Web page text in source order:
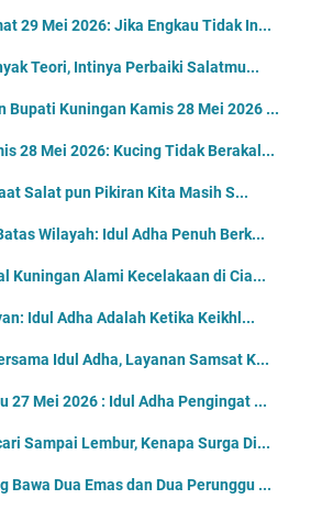
29 Mei 2026: Jika Engkau Tidak In...
Teori, Intinya Perbaiki Salatmu...
Bupati Kuningan Kamis 28 Mei 2026 ...
28 Mei 2026: Kucing Tidak Berakal...
Salat pun Pikiran Kita Masih S...
Wilayah: Idul Adha Penuh Berk...
Kuningan Alami Kecelakaan di Cia...
Idul Adha Adalah Ketika Keikhl...
Idul Adha, Layanan Samsat K...
27 Mei 2026 : Idul Adha Pengingat ...
Sampai Lembur, Kenapa Surga Di...
Bawa Dua Emas dan Dua Perunggu ...